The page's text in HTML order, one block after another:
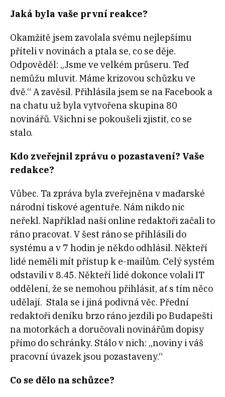
Jaká byla vaše první reakce?
Okamžitě jsem zavolala svému nejlepšímu
příteli v novinách a ptala se, co se děje.
Odpověděl: „Jsme ve velkém průseru. Teď
nemůžu mluvit. Máme krizovou schůzku ve
dvě.“ A zavěsil. Přihlásila jsem se na Facebook a
na chatu už byla vytvořena skupina 80
novinářů. Všichni se pokoušeli zjistit, co se
stalo.
Kdo zveřejnil zprávu o pozastavení? Vaše
redakce?
Vůbec. Ta zpráva byla zveřejněna v maďarské
národní tiskové agentuře. Nám nikdo nic
neřekl. Například naši online redaktoři začali to
ráno pracovat. V šest ráno se přihlásili do
systému a v 7 hodin je někdo odhlásil. Někteří
lidé neměli mít přístup k e-mailům. Celý systém
odstavili v 8.45. Někteří lidé dokonce volali IT
oddělení, že se nemohou přihlásit, ať s tím něco
udělají. Stala se i jiná podivná věc. Přední
redaktoři deníku brzo ráno jezdili po Budapešti
na motorkách a doručovali novinářům dopisy
přímo do schránky. Stálo v nich: „noviny i váš
pracovní úvazek jsou pozastaveny.“
Co se dělo na schůzce?